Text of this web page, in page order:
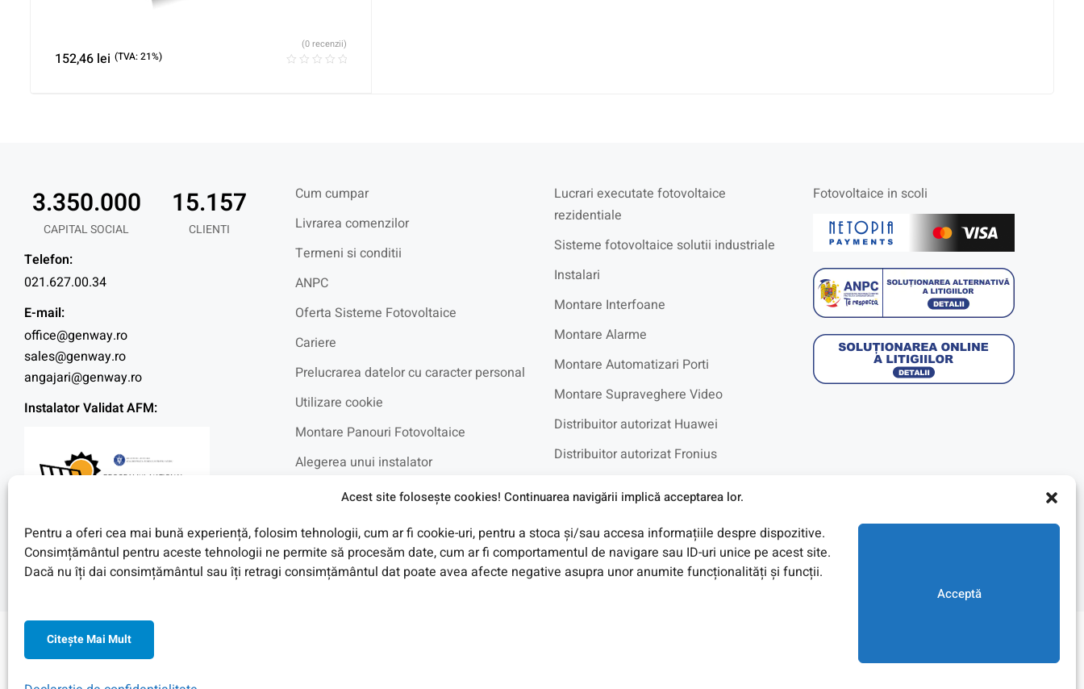
Acest site foloseşte cookies! Continuarea navigării implică acceptarea lor.
Pentru a oferi cea mai bună experiență, folosim tehnologii, cum ar fi cookie-uri, pentru a stoca și/sau accesa informațiile despre dispozitive.
Consimțământul pentru aceste tehnologii ne permite să procesăm date, cum ar fi comportamentul de navigare sau ID-uri unice pe acest site.
Dacă nu îți dai consimțământul sau îți retragi consimțământul dat poate avea afecte negative asupra unor anumite funcționalități și funcții.
Citeşte Mai Mult
Acceptă
152,46 lei (TVA: 21%)
(0 recenzii)
CAPITAL SOCIAL
3.350.000
CLIENTI
15.157
Telefon:
021.627.00.34
E-mail:
office@genway.ro
sales@genway.ro
angajari@genway.ro
Instalator Validat AFM:
Cum cumpar
Livrarea comenzilor
Termeni si conditii
ANPC
Oferta Sisteme Fotovoltaice
Cariere
Prelucrarea datelor cu caracter personal
Utilizare cookie
Montare Panouri Fotovoltaice
Alegerea unui instalator
Intrebari frecvente
Fotovoltaice in Rate UniCredit
Lucrari executate fotovoltaice
rezidentiale
Sisteme fotovoltaice solutii industriale
Instalari
Montare Interfoane
Montare Alarme
Montare Automatizari Porti
Montare Supraveghere Video
Distribuitor autorizat Huawei
Distribuitor autorizat Fronius
Fotovoltaice in scoli